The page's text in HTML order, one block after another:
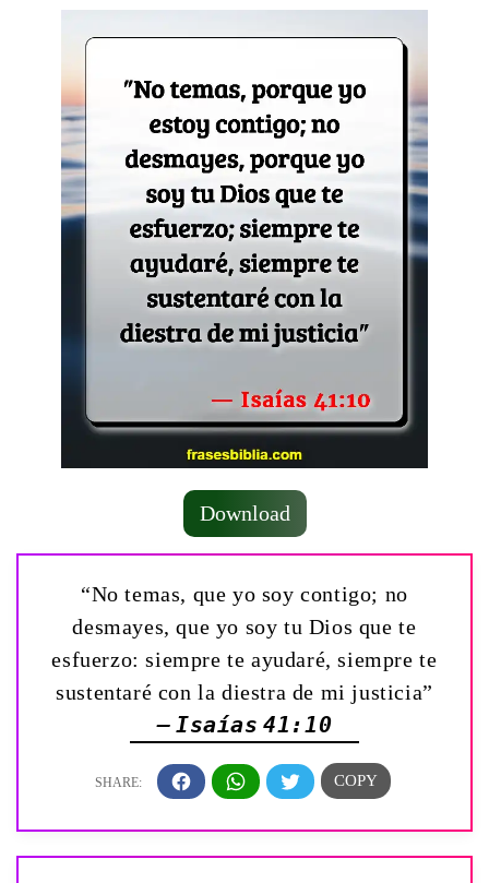
Download
“No temas, que yo soy contigo; no
desmayes, que yo soy tu Dios que te
esfuerzo: siempre te ayudaré, siempre te
sustentaré con la diestra de mi justicia”
— Isaías 41:10